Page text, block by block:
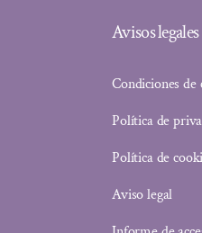
Avisos legales
Condiciones de
Política de
Política de
Aviso legal